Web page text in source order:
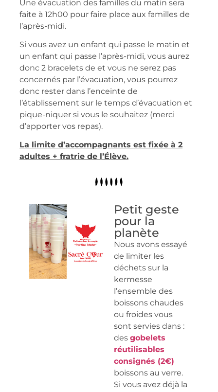
Une évacuation des familles du matin sera
faite à 12h00 pour faire place aux familles de
l’après-midi.
Si vous avez un enfant qui passe le matin et
un enfant qui passe l’après-midi, vous aurez
donc 2 bracelets de et vous ne serez pas
concernés par l’évacuation, vous pourrez
donc rester dans l’enceinte de
l’établissement sur le temps d’évacuation et
pique-niquer si vous le souhaitez (merci
d’apporter vos repas).
La limite d’accompagnants est fixée à 2
adultes + fratrie de l’Élève.
Petit geste
pour la
planète
Nous avons essayé
de limiter les
déchets sur la
kermesse
l’ensemble des
boissons chaudes
ou froides vous
sont servies dans :
des gobelets
réutilisables
consignés (2€)
boissons au verre.
Si vous avez déjà la